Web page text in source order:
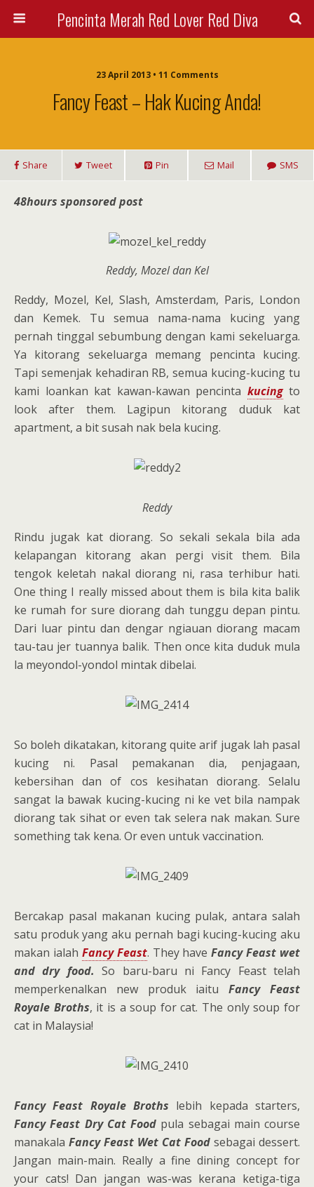
Pencinta Merah Red Lover Red Diva
23 April 2013 • 11 Comments
Fancy Feast – Hak Kucing Anda!
Share Tweet Pin Mail SMS
48hours sponsored post
Reddy, Mozel dan Kel
Reddy, Mozel, Kel, Slash, Amsterdam, Paris, London
dan Kemek. Tu semua nama-nama kucing yang
pernah tinggal sebumbung dengan kami sekeluarga.
Ya kitorang sekeluarga memang pencinta kucing.
Tapi semenjak kehadiran RB, semua kucing-kucing tu
kami loankan kat kawan-kawan pencinta kucingto
look after them. Lagipun kitorang duduk kat
apartment, a bit susah nak bela kucing.
Reddy
Rindu jugak kat diorang. So sekali sekala bila ada
kelapangan kitorang akan pergi visit them. Bila
tengok keletah nakal diorang ni, rasa terhibur hati.
One thing I really missed about them is bila kita balik
ke rumah for sure diorang dah tunggu depan pintu.
Dari luar pintu dan dengar ngiauan diorang macam
tau-tau jer tuannya balik. Then once kita duduk mula
la meyondol-yondol mintak dibelai.
So boleh dikatakan, kitorang quite arif jugak lah pasal
kucing ni. Pasal pemakanan dia, penjagaan,
kebersihan dan of cos kesihatan diorang. Selalu
sangat la bawak kucing-kucing ni ke vet bila nampak
diorang tak sihat or even tak selera nak makan. Sure
something tak kena. Or even untuk vaccination.
Bercakap pasal makanan kucing pulak, antara salah
satu produk yang aku pernah bagi kucing-kucing aku
makan ialah Fancy Feast. They haveFancy Feast wet
and dry food. So baru-baru ni Fancy Feast telah
memperkenalkan new produk iaituFancy Feast
Royale Broths, it is a soup for cat. The only soup for
cat in Malaysia!
Fancy Feast Royale Broths lebih kepada starters,
Fancy Feast Dry Cat Food pula sebagai main course
manakala Fancy Feast Wet Cat Food sebagai dessert.
Jangan main-main. Really a fine dining concept for
your cats! Dan jangan was-was kerana ketiga-tiga